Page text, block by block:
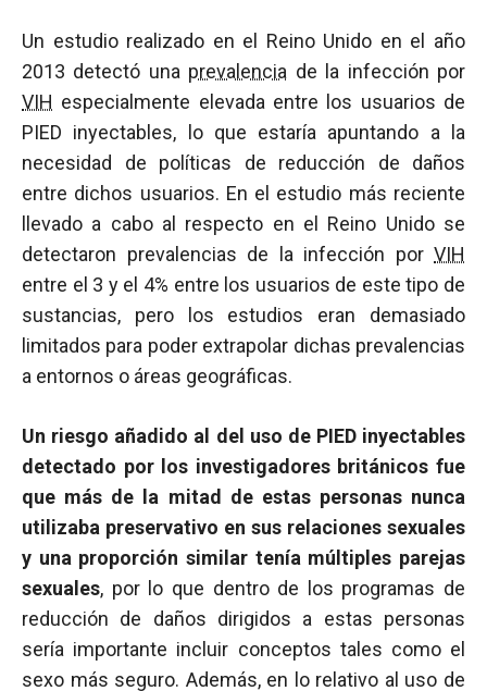
Un estudio realizado en el Reino Unido en el año
2013 detectó una prevalencia de la infección por
VIH especialmente elevada entre los usuarios de
PIED inyectables, lo que estaría apuntando a la
necesidad de políticas de reducción de daños
entre dichos usuarios. En el estudio más reciente
llevado a cabo al respecto en el Reino Unido se
detectaron prevalencias de la infección por VIH
entre el 3 y el 4% entre los usuarios de este tipo de
sustancias, pero los estudios eran demasiado
limitados para poder extrapolar dichas prevalencias
a entornos o áreas geográficas.
Un riesgo añadido al del uso de PIED inyectables
detectado por los investigadores británicos fue
que más de la mitad de estas personas nunca
utilizaba preservativo en sus relaciones sexuales
y una proporción similar tenía múltiples parejas
sexuales, por lo que dentro de los programas de
reducción de daños dirigidos a estas personas
sería importante incluir conceptos tales como el
sexo más seguro. Además, en lo relativo al uso de